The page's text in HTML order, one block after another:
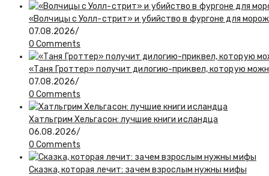
«Волчицы с Уолл-стрит» и убийство в фургоне для
07.08.2026/
0 Comments
«Таня Гроттер» получит дилогию-приквел, которую
07.08.2026/
0 Comments
Хатльгрим Хельгасон: лучшие книги исландца
06.08.2026/
0 Comments
Сказка, которая лечит: зачем взрослым нужны мифы